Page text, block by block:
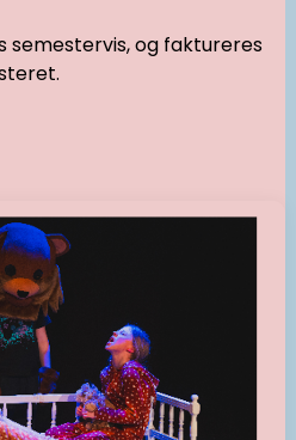
semestervis, og faktureres